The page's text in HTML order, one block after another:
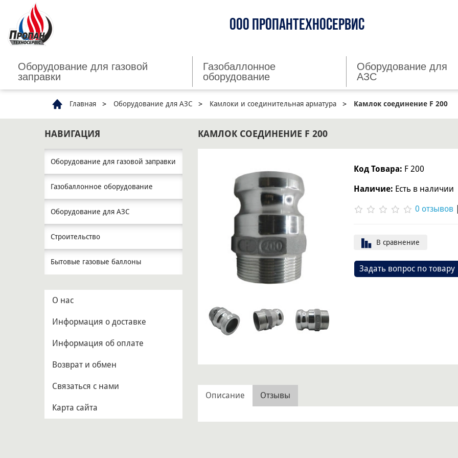
ООО ПРОПАНТЕХНОСЕРВИС
Оборудование для газовой
заправки
Газобаллонное
оборудование
Оборудование для
АЗС
Главная Оборудование для АЗС Камлоки и соединительная арматура Камлок соединение F 200
НАВИГАЦИЯ
Оборудование для газовой заправки
Газобаллонное оборудование
Оборудование для АЗС
Строительство
Бытовые газовые баллоны
О нас
Информация о доставке
Информация об оплате
Возврат и обмен
Связаться с нами
Карта сайта
КАМЛОК СОЕДИНЕНИЕ F 200
Код Товара: F 200
Наличие: Есть в наличии
0 отзывов|
В сравнение
Задать вопрос по товару
Описание Отзывы